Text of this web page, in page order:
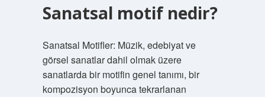
Sanatsal motif nedir?
Sanatsal Motifler: Müzik, edebiyat ve
görsel sanatlar dahil olmak üzere
sanatlarda bir motifin genel tanımı, bir
kompozisyon boyunca tekrarlanan